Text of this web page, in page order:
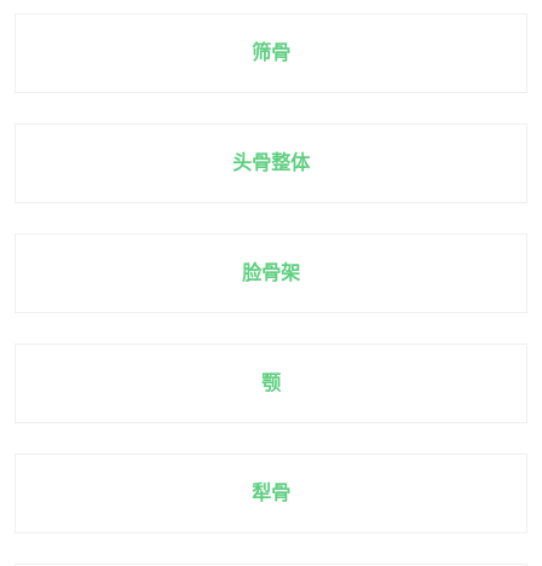
筛骨
头骨整体
脸骨架
颚
犁骨